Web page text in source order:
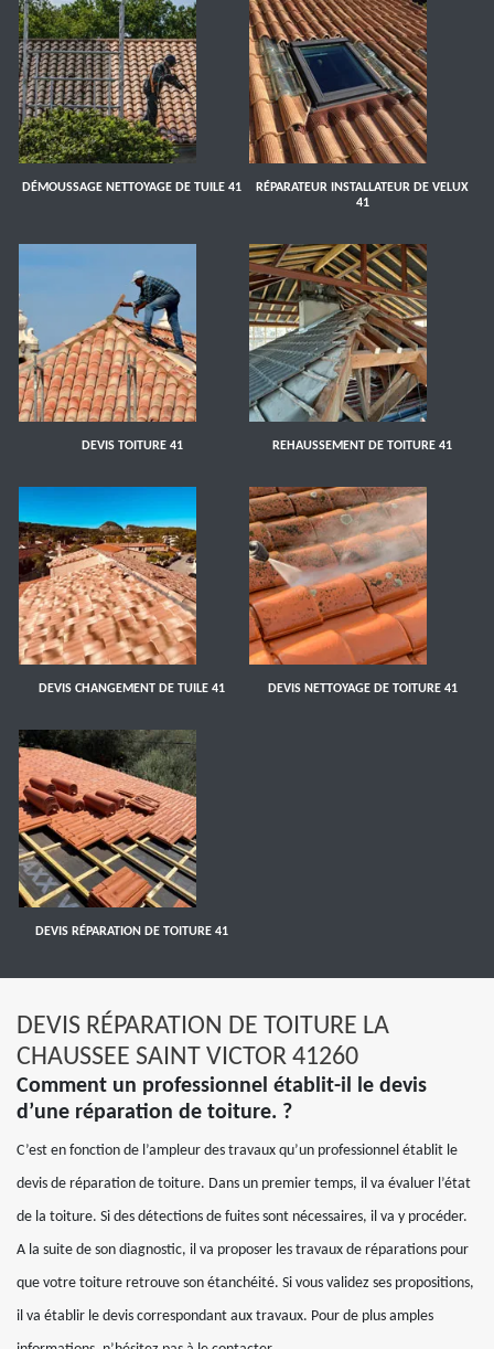
DÉMOUSSAGE NETTOYAGE DE TUILE 41
RÉPARATEUR INSTALLATEUR DE VELUX
41
DEVIS TOITURE 41 REHAUSSEMENT DE TOITURE 41
DEVIS CHANGEMENT DE TUILE 41 DEVIS NETTOYAGE DE TOITURE 41
DEVIS RÉPARATION DE TOITURE 41
DEVIS RÉPARATION DE TOITURE LA
CHAUSSEE SAINT VICTOR 41260
Comment un professionnel établit-il le devis
d’une réparation de toiture. ?
C’est en fonction de l’ampleur des travaux qu’un professionnel établit le
devis de réparation de toiture. Dans un premier temps, il va évaluer l’état
de la toiture. Si des détections de fuites sont nécessaires, il va y procéder.
A la suite de son diagnostic, il va proposer les travaux de réparations pour
que votre toiture retrouve son étanchéité. Si vous validez ses propositions,
il va établir le devis correspondant aux travaux. Pour de plus amples